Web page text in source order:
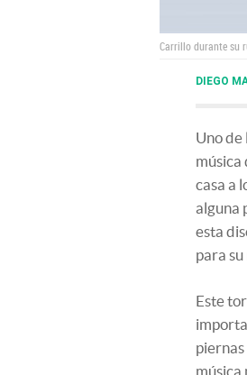
Carrillo durante su
DIEGO
Uno
música
casa a
alguna
esta
para
Este
piernas
música